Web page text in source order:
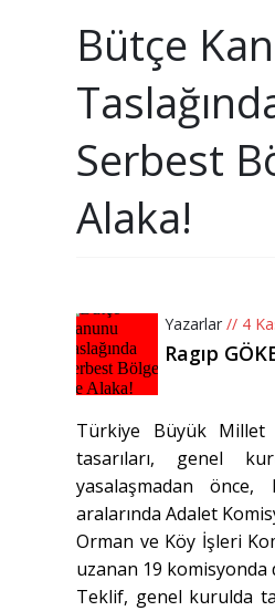
Bütçe
Serbest
Alaka!
Yazarlar // 4
Ragıp
Türkiye Büyük Millet
tasarıları, genel
yasalaşmadan önce,
aralarında Adalet
Orman ve Köy İşleri
uzanan 19 komisyonda
Teklif, genel kurulda